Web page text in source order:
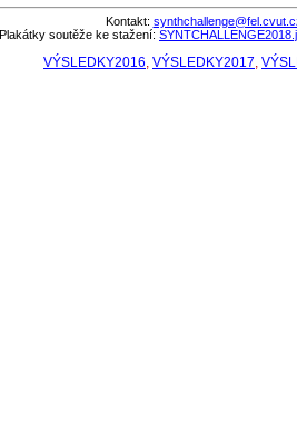
Kontakt:
Plakátky soutěže ke stažení: SYNTCHALLENGE2018.j
VÝSLEDKY2016, VÝSLEDKY2017,